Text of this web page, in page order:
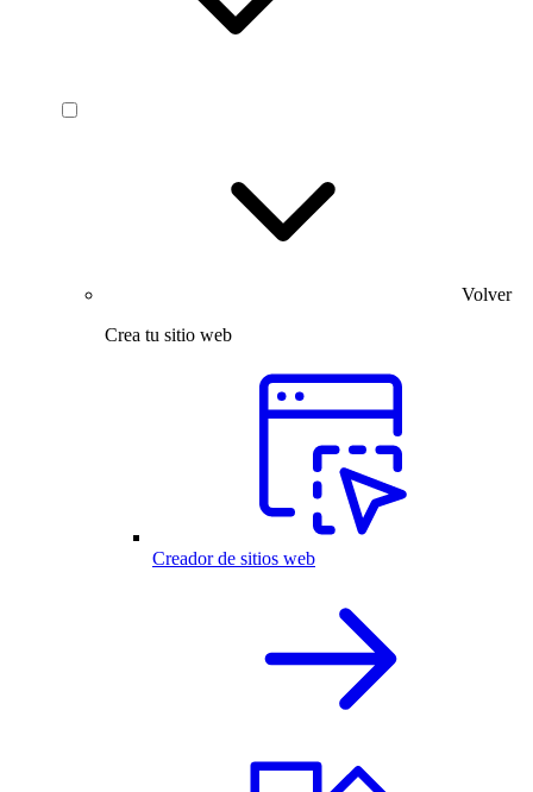
Volver
Crea tu sitio web
Creador de sitios web